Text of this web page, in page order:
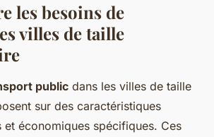
innovantes pour
de transport
dans une ville
les besoins de
villes de taille
public dans les villes de taille
sur des caractéristiques
et économiques spécifiques. Ces